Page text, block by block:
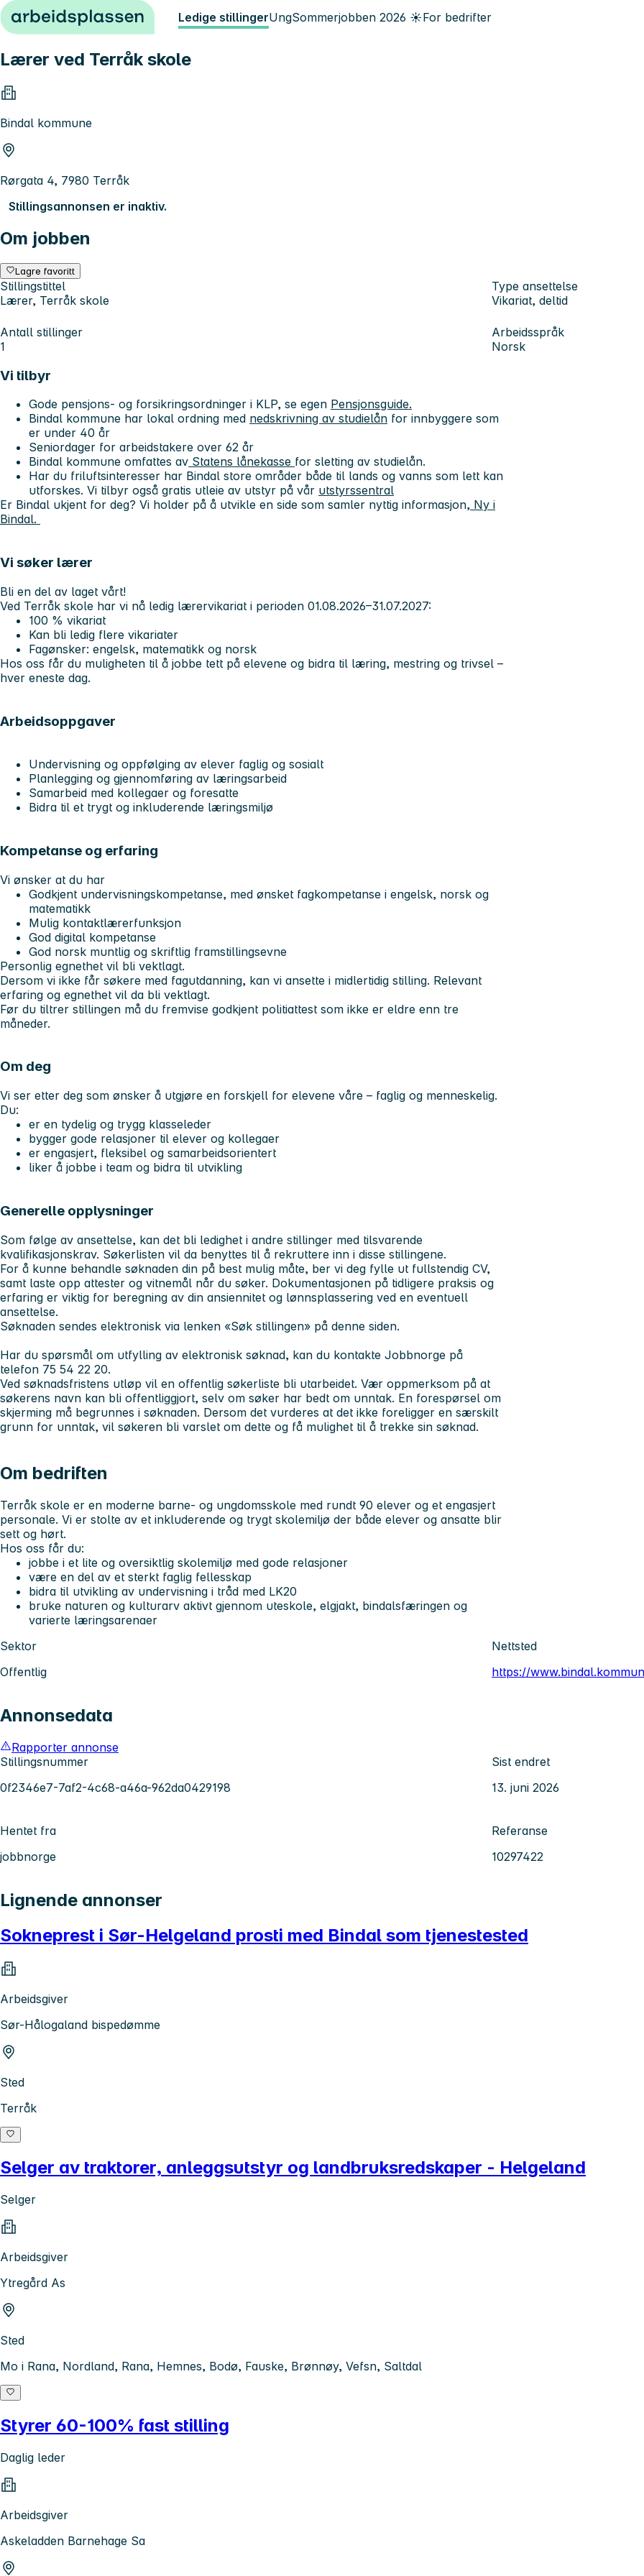
Hopp til innhold Ledige stillingerUngSommerjobben 2026 ☀️For bedrifter
Lærer ved Terråk skole
Bindal kommune
Rørgata 4, 7980 Terråk
Stillingsannonsen er inaktiv.
Om jobben
Lagre favoritt
Stillingstittel
Lærer, Terråk skole
Type ansettelse
Vikariat, deltid
Antall stillinger
1
Arbeidsspråk
Norsk
Vi tilbyr
Gode pensjons- og forsikringsordninger i KLP, se egen Pensjonsguide.
Bindal kommune har lokal ordning med nedskrivning av studielån for innbyggere som
er under 40 år
Seniordager for arbeidstakere over 62 år
Bindal kommune omfattes av Statens lånekasse for sletting av studielån.
Har du friluftsinteresser har Bindal store områder både til lands og vanns som lett kan
utforskes. Vi tilbyr også gratis utleie av utstyr på vår utstyrssentral
Er Bindal ukjent for deg? Vi holder på å utvikle en side som samler nyttig informasjon, Ny i
Bindal.
Vi søker lærer
Bli en del av laget vårt!
Ved Terråk skole har vi nå ledig lærervikariat i perioden 01.08.2026–31.07.2027:
100 % vikariat
Kan bli ledig flere vikariater
Fagønsker: engelsk, matematikk og norsk
Hos oss får du muligheten til å jobbe tett på elevene og bidra til læring, mestring og trivsel –
hver eneste dag.
Arbeidsoppgaver
Undervisning og oppfølging av elever faglig og sosialt
Planlegging og gjennomføring av læringsarbeid
Samarbeid med kollegaer og foresatte
Bidra til et trygt og inkluderende læringsmiljø
Kompetanse og erfaring
Vi ønsker at du har
Godkjent undervisningskompetanse, med ønsket fagkompetanse i engelsk, norsk og
matematikk
Mulig kontaktlærerfunksjon
God digital kompetanse
God norsk muntlig og skriftlig framstillingsevne
Personlig egnethet vil bli vektlagt.
Dersom vi ikke får søkere med fagutdanning, kan vi ansette i midlertidig stilling. Relevant
erfaring og egnethet vil da bli vektlagt.
Før du tiltrer stillingen må du fremvise godkjent politiattest som ikke er eldre enn tre
måneder.
Om deg
Vi ser etter deg som ønsker å utgjøre en forskjell for elevene våre – faglig og menneskelig.
Du:
er en tydelig og trygg klasseleder
bygger gode relasjoner til elever og kollegaer
er engasjert, fleksibel og samarbeidsorientert
liker å jobbe i team og bidra til utvikling
Generelle opplysninger
Som følge av ansettelse, kan det bli ledighet i andre stillinger med tilsvarende
kvalifikasjonskrav. Søkerlisten vil da benyttes til å rekruttere inn i disse stillingene.
For å kunne behandle søknaden din på best mulig måte, ber vi deg fylle ut fullstendig CV,
samt laste opp attester og vitnemål når du søker. Dokumentasjonen på tidligere praksis og
erfaring er viktig for beregning av din ansiennitet og lønnsplassering ved en eventuell
ansettelse.
Søknaden sendes elektronisk via lenken «Søk stillingen» på denne siden.
Har du spørsmål om utfylling av elektronisk søknad, kan du kontakte Jobbnorge på
telefon 75 54 22 20.
Ved søknadsfristens utløp vil en offentlig søkerliste bli utarbeidet. Vær oppmerksom på at
søkerens navn kan bli offentliggjort, selv om søker har bedt om unntak. En forespørsel om
skjerming må begrunnes i søknaden. Dersom det vurderes at det ikke foreligger en særskilt
grunn for unntak, vil søkeren bli varslet om dette og få mulighet til å trekke sin søknad.
Om bedriften
Terråk skole er en moderne barne- og ungdomsskole med rundt 90 elever og et engasjert
personale. Vi er stolte av et inkluderende og trygt skolemiljø der både elever og ansatte blir
sett og hørt.
Hos oss får du:
jobbe i et lite og oversiktlig skolemiljø med gode relasjoner
være en del av et sterkt faglig fellesskap
bidra til utvikling av undervisning i tråd med LK20
bruke naturen og kulturarv aktivt gjennom uteskole, elgjakt, bindalsfæringen og
varierte læringsarenaer
Sektor
Offentlig
Nettsted
https://
Annonsedata
Rapporter annonse
Stillingsnummer
0f2346e7-7af2-4c68-a46a-962da0429198
Sist endret
13. juni 2026
Hentet fra
jobbnorge
Referanse
10297422
Lignende annonser
Sokneprest i Sør-Helgeland prosti med Bindal som tjenestested
Arbeidsgiver
Sør-Hålogaland bispedømme
Sted
Terråk
Selger av traktorer, anleggsutstyr og landbruksredskaper - Helgeland
Selger
Arbeidsgiver
Ytregård As
Sted
Mo i Rana, Nordland, Rana, Hemnes, Bodø, Fauske, Brønnøy, Vefsn, Saltdal
Styrer 60-100% fast stilling
Daglig leder
Arbeidsgiver
Askeladden Barnehage Sa